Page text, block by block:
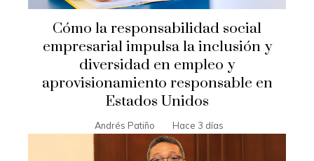
Cómo la responsabilidad social
empresarial impulsa la inclusión y
diversidad en empleo y
aprovisionamiento responsable en
Estados Unidos
Andrés Patiño Hace 3 días